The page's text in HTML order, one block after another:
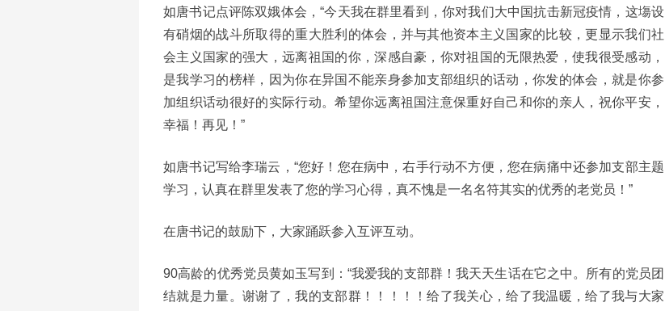
如唐书记点评陈双娥体会，“今天我在群里看到，你对我们大中国抗击新冠疫情，这塲设
有硝烟的战斗所取得的重大胜利的体会，并与其他资本主义国家的比较，更显示我们社
会主义国家的强大，远离祖国的你，深感自豪，你对祖国的无限热爱，使我很受感动，
是我学习的榜样，因为你在异国不能亲身参加支部组织的话动，你发的体会，就是你参
加组织话动很好的实际行动。希望你远离祖国注意保重好自己和你的亲人，祝你平安，
幸福！再见！”
如唐书记写给李瑞云，“您好！您在病中，右手行动不方便，您在病痛中还参加支部主题
学习，认真在群里发表了您的学习心得，真不愧是一名名符其实的优秀的老党员！”
在唐书记的鼓励下，大家踊跃参入互评互动。
90高龄的优秀党员黄如玉写到：“我爱我的支部群！我天天生话在它之中。所有的党员团
结就是力量。谢谢了，我的支部群！！！！！给了我关心，给了我温暖，给了我与大家